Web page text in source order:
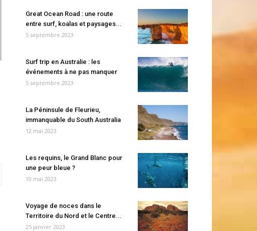
Great Ocean Road : une route
entre surf, koalas et paysages...
5 septembre 2023
Surf trip en Australie : les
événements à ne pas manquer
5 septembre 2023
La Péninsule de Fleurieu,
immanquable du South Australia
12 mai 2023
Les requins, le Grand Blanc pour
une peur bleue ?
10 mai 2023
Voyage de noces dans le
Territoire du Nord et le Centre...
25 janvier 2023